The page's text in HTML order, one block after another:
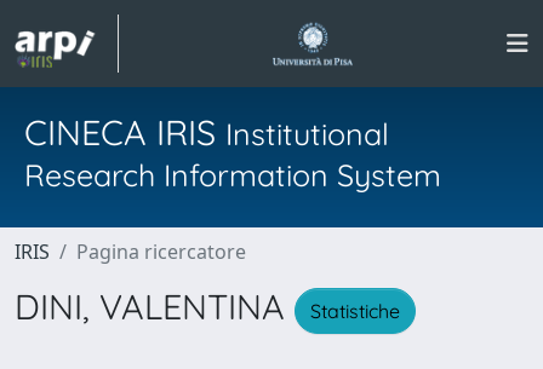
CINECA IRIS Institutional
Research Information System
IRIS Pagina ricercatore
DINI, VALENTINA Statistiche